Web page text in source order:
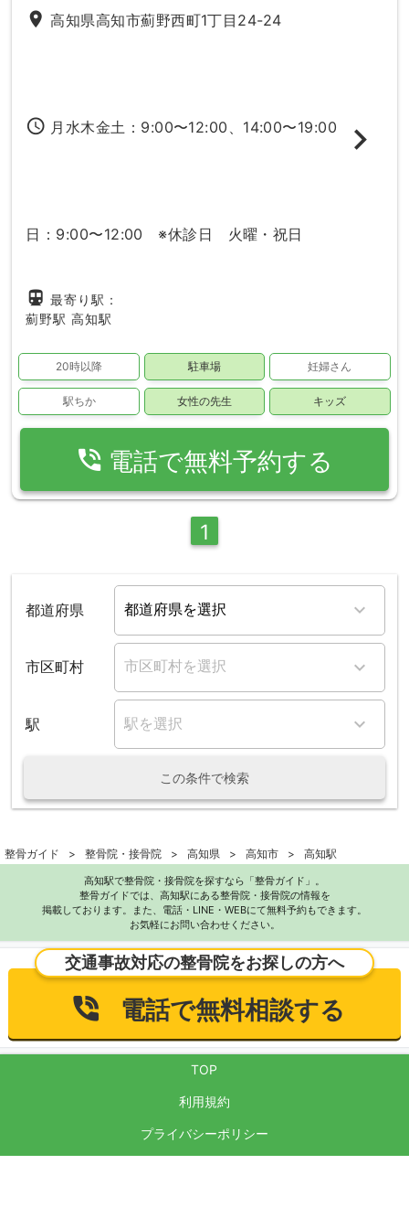
place 高知県高知市薊野西町1丁目24-24
access_time 月水木金土：9:00〜12:00、14:00〜19:00
日：9:00〜12:00 ※休診日 火曜・祝日
directions_subway 最寄り駅：
薊野駅 高知駅
20時以降 駐車場 妊婦さん
駅ちか 女性の先生 キッズ
phone_in_talk 電話で無料予約する
1
都道府県
市区町村
駅
この条件で検索
整骨ガイド 整骨院・接骨院 高知県 高知市 高知駅
高知駅で整骨院・接骨院を探すなら「整骨ガイド」。
整骨ガイドでは、高知駅にある整骨院・接骨院の情報を
掲載しております。また、電話・LINE・WEBにて無料予約もできます。
お気軽にお問い合わせください。
交通事故対応の整骨院をお探しの方へ
電話で無料相談する
TOP
利用規約
プライバシーポリシー